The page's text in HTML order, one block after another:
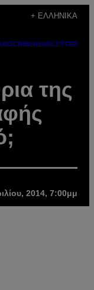
+ ΕΛΛΗΝΙΚΆ
NEWSLETTER
της
2014, 7:00μμ